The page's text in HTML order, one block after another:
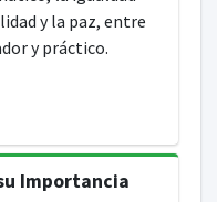
y la paz, entre
y práctico.
Importancia